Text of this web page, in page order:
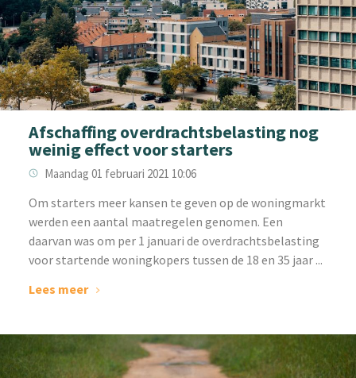
Afschaffing overdrachtsbelasting nog
weinig effect voor starters
Maandag 01 februari 2021 10:06
Om starters meer kansen te geven op de woningmarkt
werden een aantal maatregelen genomen. Een
daarvan was om per 1 januari de overdrachtsbelasting
voor startende woningkopers tussen de 18 en 35 jaar ...
Lees meer